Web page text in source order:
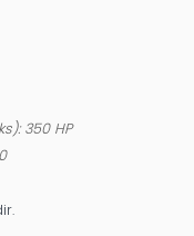
350 HP